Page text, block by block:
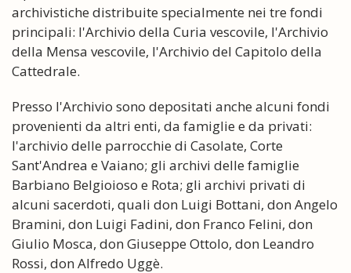
archivistiche distribuite specialmente nei tre fondi
principali: l'Archivio della Curia vescovile, l'Archivio
della Mensa vescovile, l'Archivio del Capitolo della
Cattedrale.
Presso l'Archivio sono depositati anche alcuni fondi
provenienti da altri enti, da famiglie e da privati:
l'archivio delle parrocchie di Casolate, Corte
Sant'Andrea e Vaiano; gli archivi delle famiglie
Barbiano Belgioioso e Rota; gli archivi privati di
alcuni sacerdoti, quali don Luigi Bottani, don Angelo
Bramini, don Luigi Fadini, don Franco Felini, don
Giulio Mosca, don Giuseppe Ottolo, don Leandro
Rossi, don Alfredo Uggè.